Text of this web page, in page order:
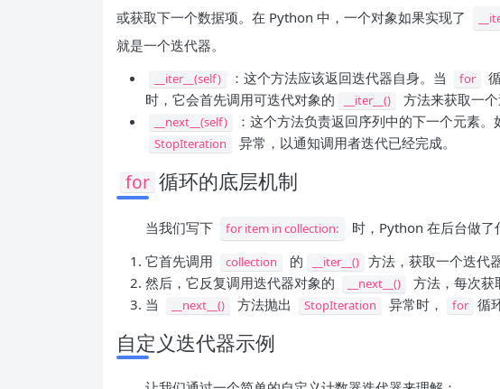
或获取下一个数据项。在 Python 中，一个对象如果实现了
就是一个迭代器。
__iter__(self) ：这个方法应该返回迭代器自身。当 for
时，它会首先调用可迭代对象的
__iter__() 方法来获取一个
__next__(self) ：这个方法负责返回序列中的下一个元素
StopIteration 异常，以通知调用者迭代已经完成。
for 循环的底层机制
当我们写下 for item in collection:
时，Python 在后台做了
它首先调用
collection 的 __iter__() 方法，获取一个迭代
然后，它反复调用迭代器对象的
__next__()
方法，每次获
当
__next__() 方法抛出 StopIteration 异常时， for 循
自定义迭代器示例